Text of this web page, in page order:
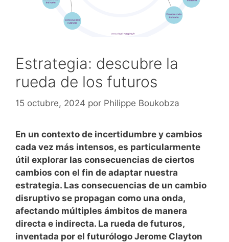
Estrategia: descubre la
rueda de los futuros
15 octubre, 2024 por Philippe Boukobza
En un contexto de incertidumbre y cambios
cada vez más intensos, es particularmente
útil explorar las consecuencias de ciertos
cambios con el fin de adaptar nuestra
estrategia. Las consecuencias de un cambio
disruptivo se propagan como una onda,
afectando múltiples ámbitos de manera
directa e indirecta. La rueda de futuros,
inventada por el futurólogo Jerome Clayton